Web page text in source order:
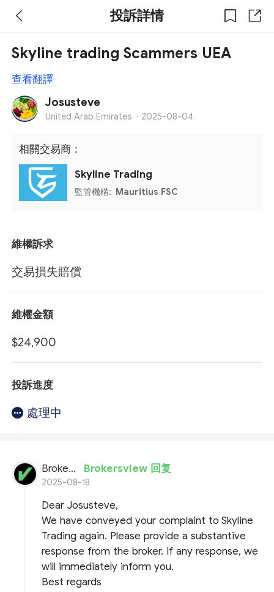
投訴詳情
Skyline trading Scammers UEA
查看翻譯
Josusteve
United Arab Emirates · 2025-08-04
相關交易商：
Skyline Trading
監管機構: Mauritius FSC
維權訴求
交易損失賠償
維權金額
$24,900
投訴進度
處理中
BrokersView Brokersview 回复
2025-08-18
Dear Josusteve,
We have conveyed your complaint to Skyline
Trading again. Please provide a substantive
response from the broker. If any response, we
will immediately inform you.
Best regards